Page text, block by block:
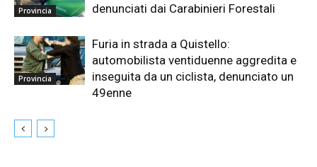
Provincia
denunciati dai Carabinieri Forestali
Provincia
Furia in strada a Quistello:
automobilista ventiduenne aggredita e
inseguita da un ciclista, denunciato un
49enne